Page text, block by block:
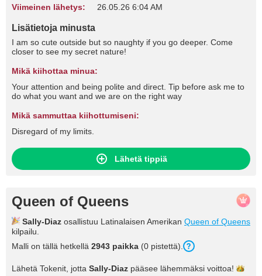
Viimeinen lähetys: 26.05.26 6:04 AM
Lisätietoja minusta
I am so cute outside but so naughty if you go deeper. Come
closer to see my secret nature!
Mikä kiihottaa minua:
Your attention and being polite and direct. Tip before ask me to
do what you want and we are on the right way
Mikä sammuttaa kiihottumiseni:
Disregard of my limits.
Lähetä tippiä
Queen of Queens
Sally-Diaz osallistuu Latinalaisen Amerikan Queen of Queens
kilpailu.
Malli on tällä hetkellä 2943 paikka (0 pistettä).
Lähetä Tokenit, jotta Sally-Diaz pääsee lähemmäksi voittoa!